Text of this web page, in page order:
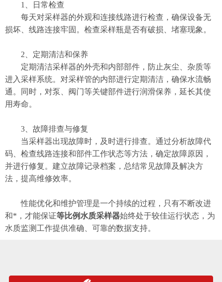
​​1、日常检查​​
每天对采样器的外观和连接线路进行检查，确保设备无
损坏、线路连接牢固。检查采样瓶是否有破损、堵塞现象。
2、​​定期清洁和保养​​
定期清洁采样器的外壳和内部部件，防止灰尘、杂质等
进入采样系统。对采样管的内部进行定期清洁，确保水流畅
通。同时，对泵、阀门等关键部件进行润滑保养，延长其使
用寿命。
3、​​故障排查与修复​​
当采样器出现故障时，及时进行排查。通过分析故障代
码、检查线路连接和部件工作状态等方法，确定故障原因，
并进行修复。建立故障记录档案，总结常见故障及解决方
法，提高维修效率。
性能优化和维护管理是一个持续的过程，只有不断改进
和*，才能保证等比例水质采样器始终处于较佳运行状态，为
水质监测工作提供准确、可靠的数据支持。